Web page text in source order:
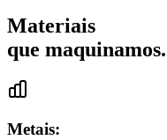
Materiais
que maquinamos.
Metais: